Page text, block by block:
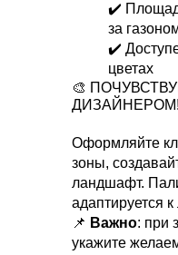
✔️
за
✔️
цветах
🎨
ДИЗАЙНЕРОМ!
Оформляйте
зоны,
ландшафт.
адаптируется
📌 Важно: при
укажите